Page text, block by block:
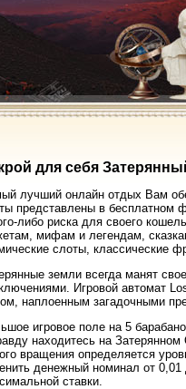
для себя
лучший онлайн отдых Вам
представлены в бесплатном
либо риска для своего
мифам и легендам,
слоты, классические
земли всегда манят
Игровой автомат
наплоенным загадочными
игровое поле на 5
находитесь на
вращения определяется
денежный номинал от 0,01
ставки.